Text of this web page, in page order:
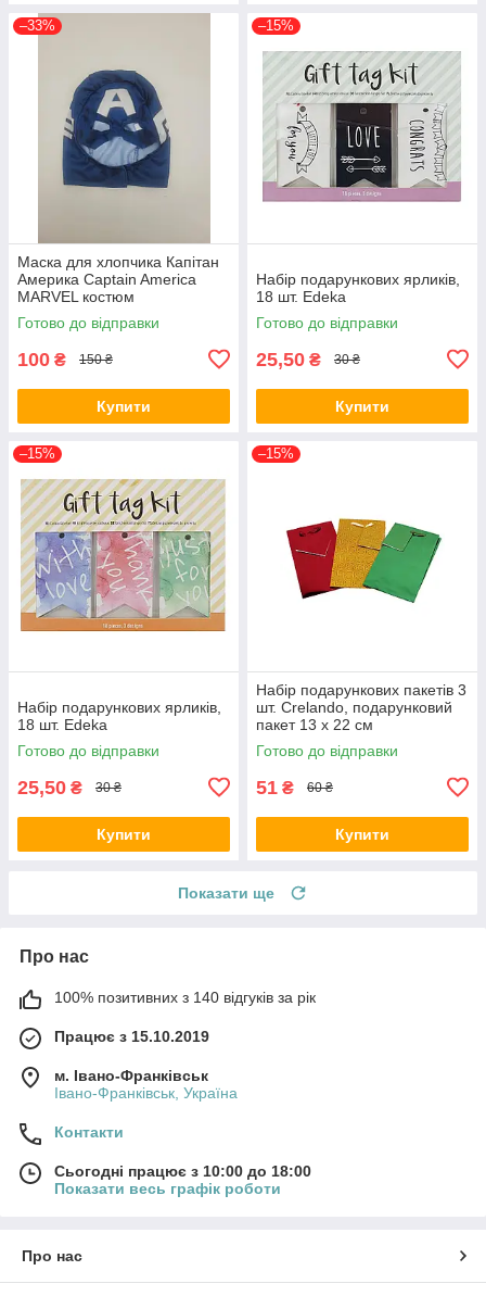
–33%
Маска для хлопчика Капітан
Америка Captain America
MARVEL костюм
Готово до відправки
100 ₴ 150 ₴
Купити
–15%
Набір подарункових ярликів,
18 шт. Edeka
Готово до відправки
25,50 ₴ 30 ₴
Купити
–15%
Набір подарункових ярликів,
18 шт. Edeka
Готово до відправки
25,50 ₴ 30 ₴
Купити
–15%
Набір подарункових пакетів 3
шт. Crelando, подарунковий
пакет 13 х 22 см
Готово до відправки
51 ₴ 60 ₴
Купити
Показати ще
Про нас
100% позитивних з 140 відгуків за рік
Працює з 15.10.2019
м. Івано-Франківськ
Івано-Франківськ, Україна
Контакти
Сьогодні працює з 10:00 до 18:00
Показати весь графік роботи
Про нас